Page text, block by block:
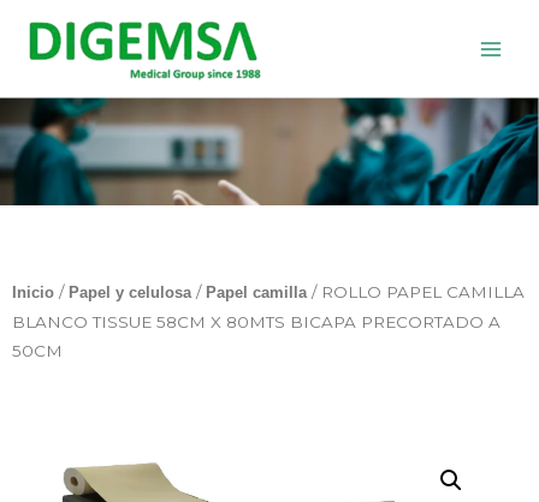
Inicio / Papel y celulosa / Papel camilla / ROLLO PAPEL CAMILLA
BLANCO TISSUE 58CM X 80MTS BICAPA PRECORTADO A
50CM